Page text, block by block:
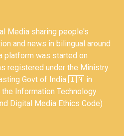
Media sharing people's
and news in bilingual around
platform was started on
registered under the Ministry
Govt of India 🇮🇳 in
Information Technology
Digital Media Ethics Code)